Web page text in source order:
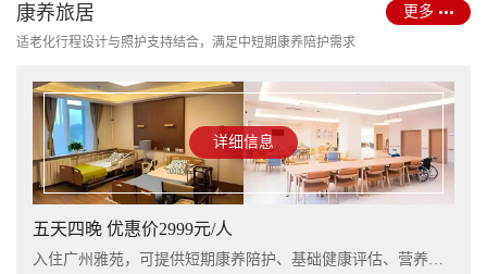
康养旅居
适老化行程设计与照护支持结合，满足中短期康养陪护需求
更多
详细信息
五天四晚 优惠价2999元/人